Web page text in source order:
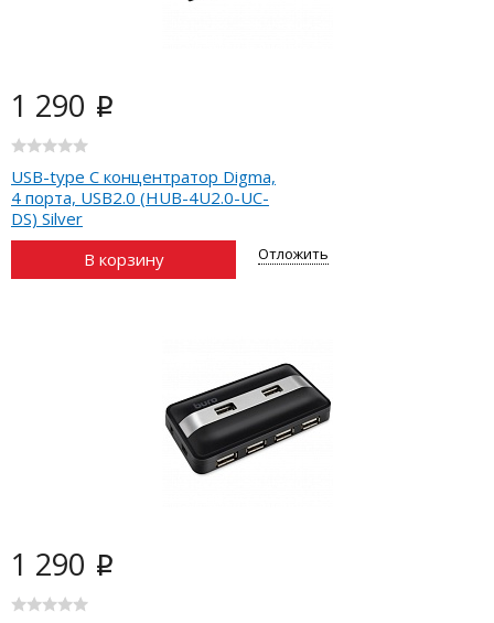
1 290 i
USB-type C концентратор Digma,
4 порта, USB2.0 (HUB-4U2.0-UC-
DS) Silver
В корзину
Отложить
1 290 i